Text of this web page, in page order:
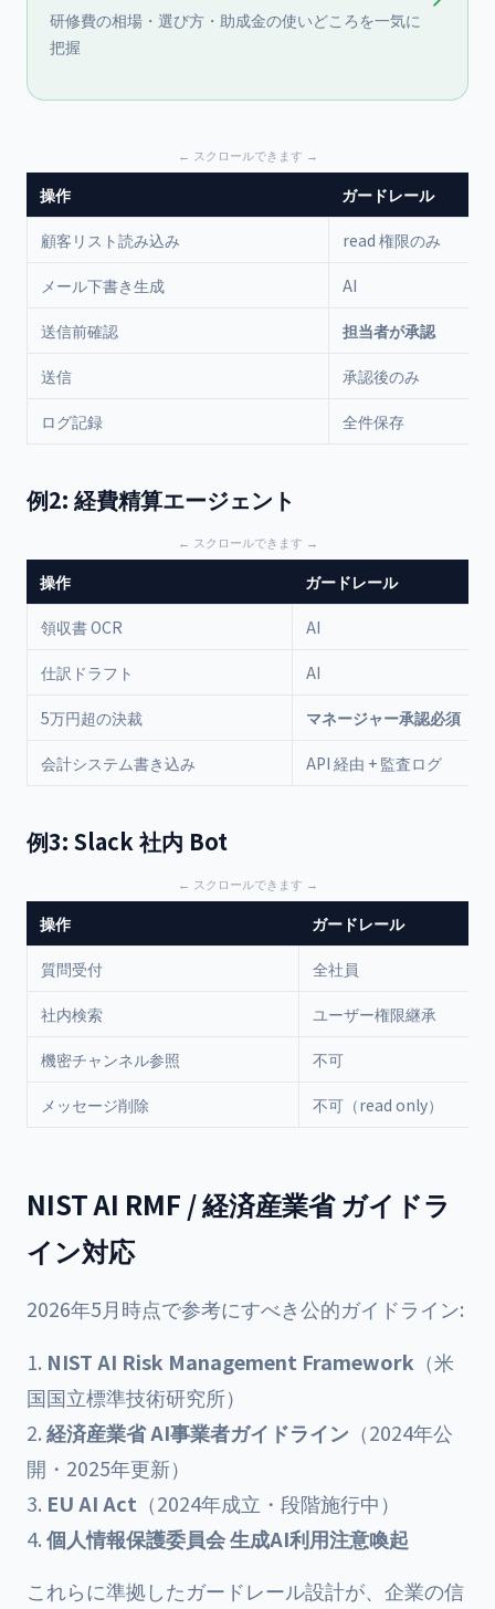
研修費の相場・選び方・助成金の使いどころを一気に
把握
操作 ガードレール
顧客リスト読み込み read 権限のみ
メール下書き生成 AI
送信前確認 担当者が承認
送信 承認後のみ
ログ記録 全件保存
例2: 経費精算エージェント
操作 ガードレール
領収書 OCR AI
仕訳ドラフト AI
5万円超の決裁 マネージャー承認必須
会計システム書き込み API 経由 + 監査ログ
例3: Slack 社内 Bot
操作 ガードレール
質問受付 全社員
社内検索 ユーザー権限継承
機密チャンネル参照 不可
メッセージ削除 不可（read only）
NIST AI RMF / 経済産業省 ガイドラ
イン対応
2026年5月時点で参考にすべき公的ガイドライン:
NIST AI Risk Management Framework （米
国国立標準技術研究所）
経済産業省 AI事業者ガイドライン （2024年公
開・2025年更新）
EU AI Act （2024年成立・段階施行中）
個人情報保護委員会 生成AI利用注意喚起
これらに準拠したガードレール設計が、企業の信